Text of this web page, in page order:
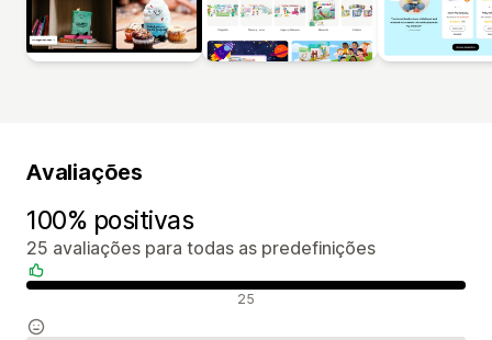
Avaliações
100% positivas
25 avaliações para todas as predefinições
Avaliações positivas 25